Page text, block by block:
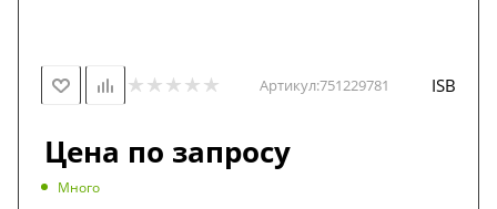
Артикул:751229781 ISB
Цена по запросу
Много